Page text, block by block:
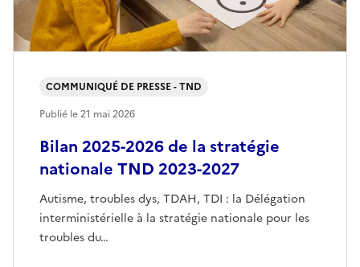
Bilan 2025-2026 de la stratégie
nationale TND 2023-2027
Autisme, troubles dys, TDAH, TDI : la Délégation
interministérielle à la stratégie nationale pour les
troubles du…
COMMUNIQUÉ DE PRESSE - TND
Publié le21 mai 2026